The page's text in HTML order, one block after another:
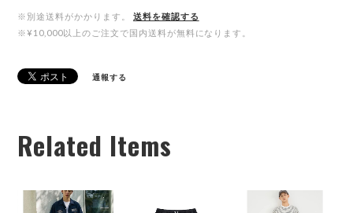
※別途送料がかかります。
送料を確認する
※¥10,000以上のご注文で国内送料が無料になります。
通報する
Related Items